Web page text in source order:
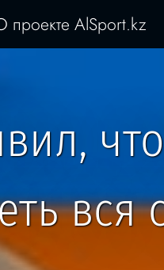
проекте AlSport.kz
вся